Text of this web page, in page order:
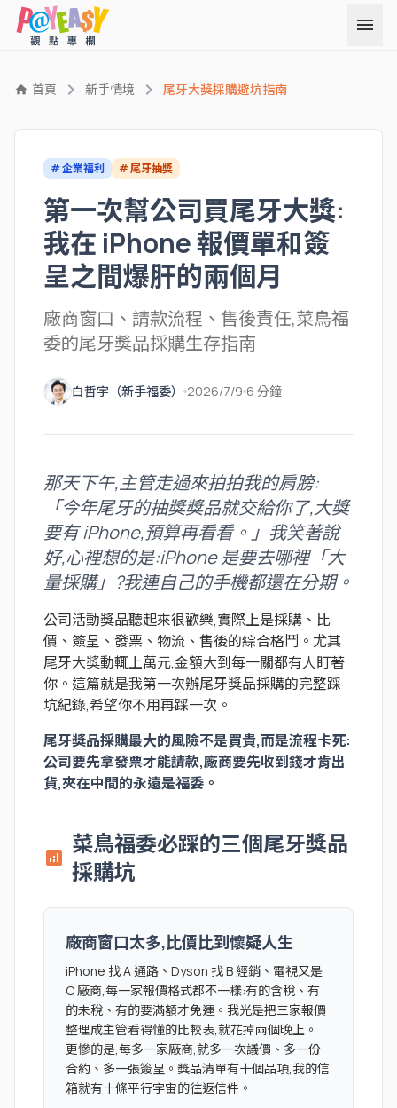
menu
home 首頁 chevron_right 新手情境 chevron_right 尾牙大獎採購避坑指南
# 企業福利 # 尾牙抽獎
第一次幫公司買尾牙大獎:
我在 iPhone 報價單和簽
呈之間爆肝的兩個月
廠商窗口、請款流程、售後責任,菜鳥福
委的尾牙獎品採購生存指南
白哲宇（新手福委） 2026/7/9 6 分鐘
那天下午,主管走過來拍拍我的肩膀:
「今年尾牙的抽獎獎品就交給你了,大獎
要有 iPhone,預算再看看。」我笑著說
好,心裡想的是:iPhone 是要去哪裡「大
量採購」?我連自己的手機都還在分期。
公司活動獎品聽起來很歡樂,實際上是採購、比
價、簽呈、發票、物流、售後的綜合格鬥。尤其
尾牙大獎動輒上萬元,金額大到每一關都有人盯著
你。這篇就是我第一次辦尾牙獎品採購的完整踩
坑紀錄,希望你不用再踩一次。
尾牙獎品採購最大的風險不是買貴,而是流程卡死:
公司要先拿發票才能請款,廠商要先收到錢才肯出
貨,夾在中間的永遠是福委。
analytics 菜鳥福委必踩的三個尾牙獎品
採購坑
廠商窗口太多,比價比到懷疑人生
iPhone 找 A 通路、Dyson 找 B 經銷、電視又是
C 廠商,每一家報價格式都不一樣:有的含稅、有
的未稅、有的要滿額才免運。我光是把三家報價
整理成主管看得懂的比較表,就花掉兩個晚上。
更慘的是,每多一家廠商,就多一次議價、多一份
合約、多一張簽呈。獎品清單有十個品項,我的信
箱就有十條平行宇宙的往返信件。